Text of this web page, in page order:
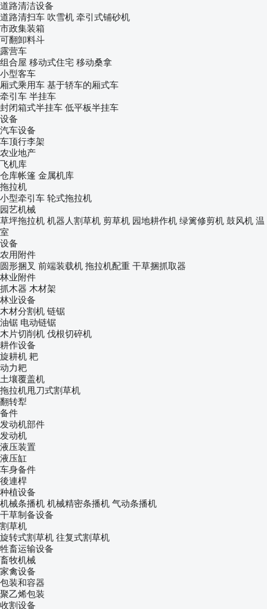
道路清洁设备
道路清扫车 吹雪机 牵引式铺砂机
市政集装箱
可翻卸料斗
露营车
组合屋 移动式住宅 移动桑拿
小型客车
厢式乘用车 基于轿车的厢式车
牵引车 半挂车
封闭箱式半挂车 低平板半挂车
设备
汽车设备
车顶行李架
农业地产
飞机库
仓库帐篷 金属机库
拖拉机
小型牵引车 轮式拖拉机
园艺机械
草坪拖拉机 机器人割草机 剪草机 园地耕作机 绿篱修剪机 鼓风机 温
室
设备
农用附件
圆形捆叉 前端装载机 拖拉机配重 干草捆抓取器
林业附件
抓木器 木材架
林业设备
木材分割机 链锯
油锯 电动链锯
木片切削机 伐根切碎机
耕作设备
旋耕机 耙
动力耙
土壤覆盖机
拖拉机甩刀式割草机
翻转犁
备件
发动机部件
发动机
液压装置
液压缸
车身备件
後連桿
种植设备
机械条播机 机械精密条播机 气动条播机
干草制备设备
割草机
旋转式割草机 往复式割草机
牲畜运输设备
畜牧机械
家禽设备
包装和容器
聚乙烯包装
收割设备